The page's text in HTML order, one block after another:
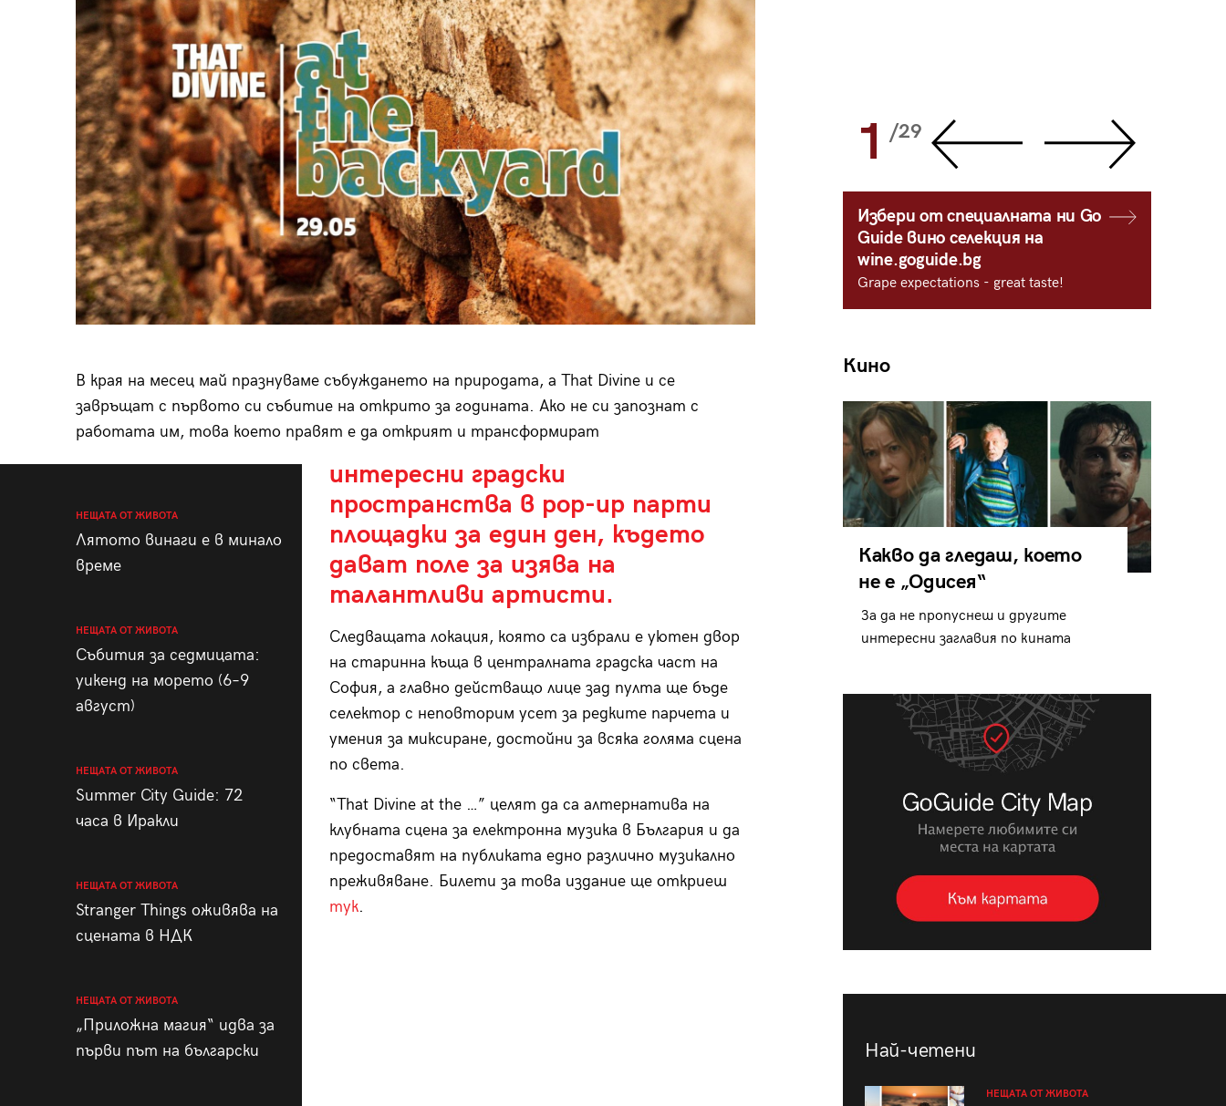
В края на месец май празнуваме събуждането на природата, а That Divine и се
завръщат с първото си събитие на открито за годината. Ако не си запознат с
работата им, това което правят е да открият и трансформират
НЕЩАТА ОТ ЖИВОТА
Лятото винаги е в минало
време
НЕЩАТА ОТ ЖИВОТА
Събития за седмицата:
уикенд на морето (6–9
август)
НЕЩАТА ОТ ЖИВОТА
Summer City Guide: 72
часа в Иракли
НЕЩАТА ОТ ЖИВОТА
Stranger Things оживява на
сцената в НДК
НЕЩАТА ОТ ЖИВОТА
„Приложна магия“ идва за
първи път на български
интересни градски
пространства в pop-up парти
площадки за един ден, където
дават поле за изява на
талантливи артисти.
Следващата локация, която са избрали е уютен двор
на старинна къща в централната градска част на
София, a главно действащо лице зад пулта ще бъде
селектор с неповторим усет за редките парчета и
умения за миксиране, достойни за всяка голяма сцена
по света.
“That Divine at the …” целят да са алтернатива на
клубната сцена за електронна музика в България и да
предоставят на публиката едно различно музикално
преживяване. Билети за това издание ще откриеш
тук.
28/29 29/29 1 /29
Избери от специалната ни Go
Guide вино селекция на
wine.goguide.bg
Grape expectations - great taste!
Кино
Какво да гледаш, което
не е „Одисея“
За да не пропуснеш и другите
интересни заглавия по кината
Най-четени
НЕЩАТА ОТ ЖИВОТА